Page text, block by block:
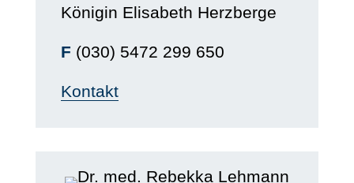
Königin Elisabeth Herzberge
F (030) 5472 299 650
Kontakt